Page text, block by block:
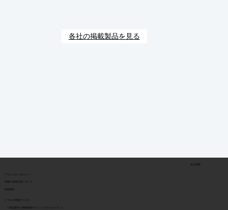
各社の掲載製品を見る
​プライバシーポリシー
​情報の外部伝達について
利用規約
会社情報
> 製造業向け情報検索サイト イプロスものづくり
イプロス関連サービス